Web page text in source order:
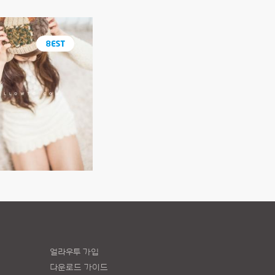
얼라우투 가입
다운로드 가이드